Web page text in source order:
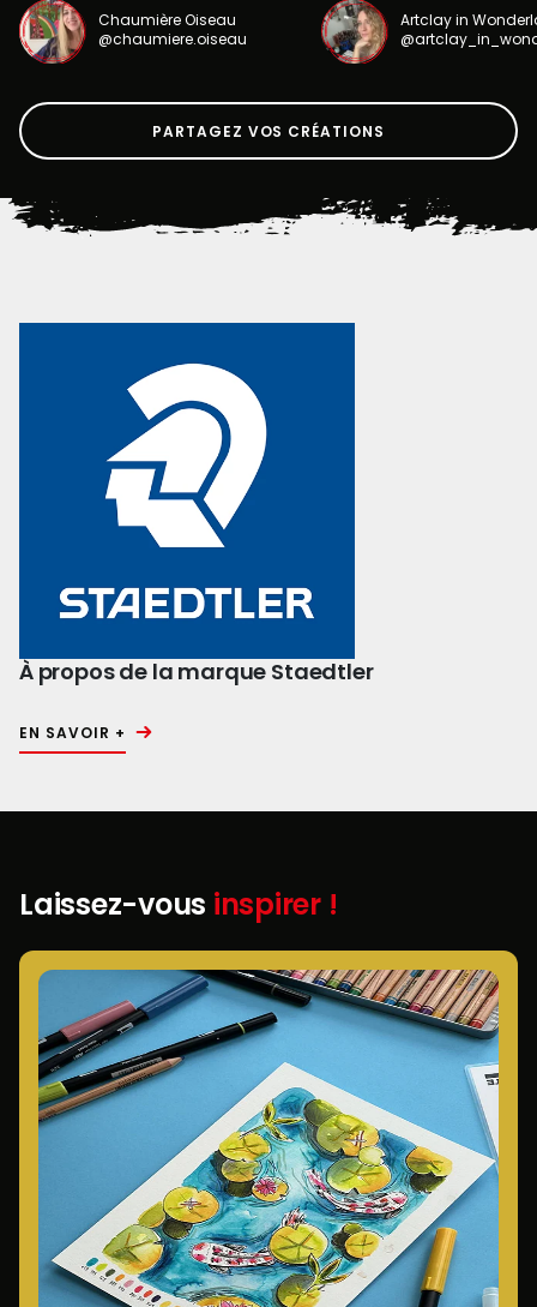
Chaumière Oiseau
@chaumiere.oiseau
Artclay in
PARTAGEZ VOS CRÉATIONS
À propos de la marque Staedtler
EN SAVOIR +
Laissez-vous inspirer !